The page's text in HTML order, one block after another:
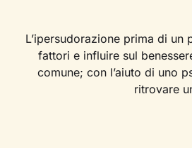
L’ipersudorazione prima di
fattori e influire sul
comune; con l’aiuto di uno
ritrovare